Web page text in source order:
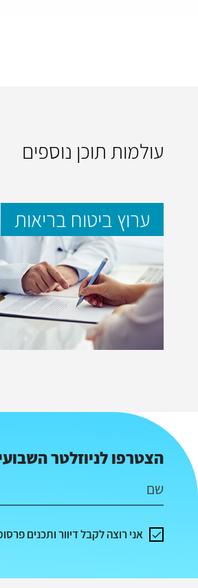
עולמות תוכן נוספים
ערוץ ביטוח בריאות
הצטרפו לניוזלטר
שם
אני רוצה לקבל דיוור ותכנים